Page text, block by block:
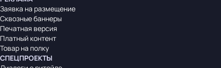
Заявка на размещение
Сквозные баннеры
Печатная версия
Платный контент
Товар на полку
СПЕЦПРОЕКТЫ